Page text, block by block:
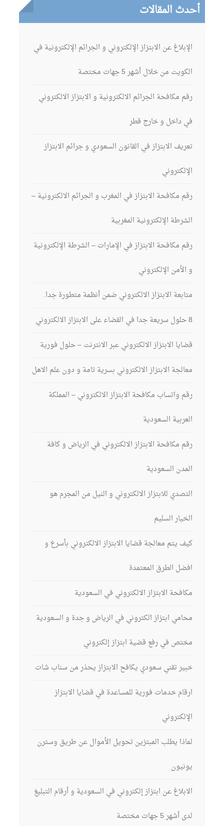
أحدث المقالات
الإبلاغ عن الابتزاز الإلكتروني و الجرائم الإلكترونية في
الكويت من خلال أشهر 5 جهات مختصة
رقم مكافحة الجرائم الالكترونية و الابتزاز الالكتروني
في داخل و خارج قطر
تعريف الابتزاز في القانون السعودي و جرائم الابتزاز
الإلكتروني
رقم مكافحة الابتزاز في المغرب و الجرائم الالكترونية –
الشرطة الإلكترونية المغربية
رقم مكافحة الابتزاز في الإمارات – الشرطة الإلكترونية
و الأمن الإلكتروني
متابعة الابتزاز الالكتروني ضمن أنظمة متطورة جدا.
8 حلول سريعة جدا في القضاء على الابتزاز الالكتروني
قضايا الابتزاز الالكتروني عبر الانترنت – حلول فورية
معالجة الابتزاز الالكتروني بسرية تامة و دون علم الاهل
رقم واتساب مكافحة الابتزاز الالكتروني – المملكة
العربية السعودية
رقم مكافحة الابتزاز الالكتروني في الرياض و كافة
المدن السعودية
التصدي للابتزاز الالكتروني و النيل من المجرم هو
الخيار السليم
كيف يتم معالجة قضايا الابتزاز الالكتروني بأسرع و
افضل الطرق المعتمدة
مكافحة الابتزاز الالكتروني في السعودية
محامي ابتزاز الكتروني في الرياض و جدة و السعودية
مختص في رفع قضية ابتزاز إلكتروني
خبير تقني سعودي يكافح الابتزاز يحذر من سناب شات
ارقام خدمات فورية للمساعدة في قضايا الابتزاز
الإلكتروني
لماذا يطلب المبتزين تحويل الأموال عن طريق وسترن
يونيون
الابلاغ عن ابتزاز إلكتروني في السعودية و أرقام التبليغ
لدى أشهر 5 جهات مختصة